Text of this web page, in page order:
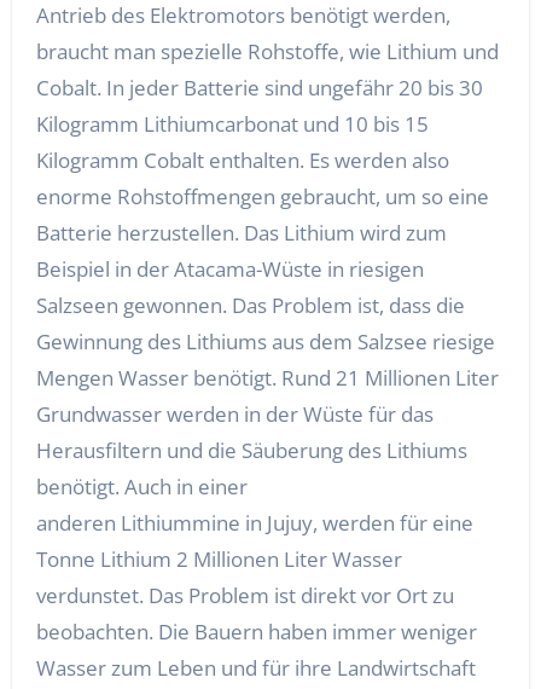
Antrieb des Elektromotors benötigt werden,
braucht man spezielle Rohstoffe, wie Lithium und
Cobalt. In jeder Batterie sind ungefähr 20 bis 30
Kilogramm Lithiumcarbonat und 10 bis 15
Kilogramm Cobalt enthalten. Es werden also
enorme Rohstoffmengen gebraucht, um so eine
Batterie herzustellen. Das Lithium wird zum
Beispiel in der Atacama-Wüste in riesigen
Salzseen gewonnen. Das Problem ist, dass die
Gewinnung des Lithiums aus dem Salzsee riesige
Mengen Wasser benötigt. Rund 21 Millionen Liter
Grundwasser werden in der Wüste für das
Herausfiltern und die Säuberung des Lithiums
benötigt. Auch in einer
anderen Lithiummine in Jujuy, werden für eine
Tonne Lithium 2 Millionen Liter Wasser
verdunstet. Das Problem ist direkt vor Ort zu
beobachten. Die Bauern haben immer weniger
Wasser zum Leben und für ihre Landwirtschaft